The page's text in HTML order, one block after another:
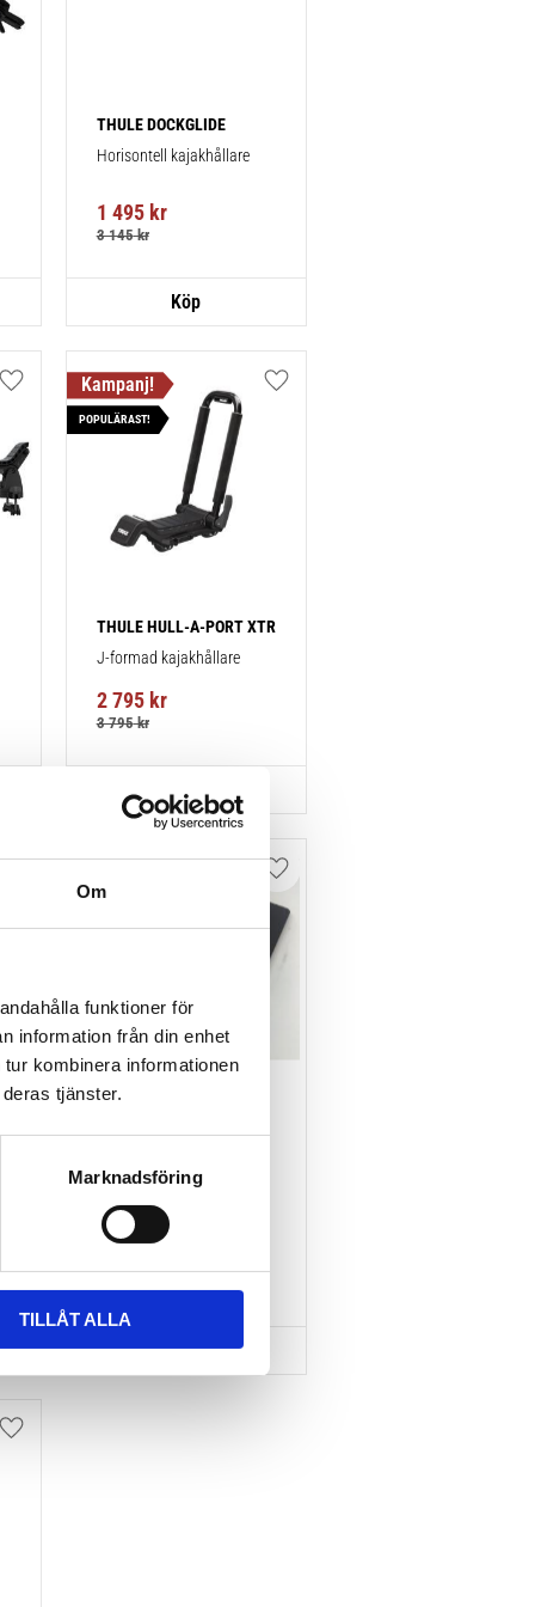
Om
funktioner för
information från din enhet
kombinera informationen
tjänster.
Marknadsföring
TILLÅT ALLA
THULE DOCKGLIDE
Horisontell kajakhållare
1 495kr
3 145kr
Lägg till i favoriter
THULE HULL-A-PORT XTR
J-formad kajakhållare
2 795kr
3 795kr
POPULÄRAST!
Lägg till i favoriter
Lägg till i favoriter
SPÅRSADAPTER 20X24
Nytt takräcke, nya fästen
till takboxen?
Lägg till i favoriter
Lägg till i favoriter